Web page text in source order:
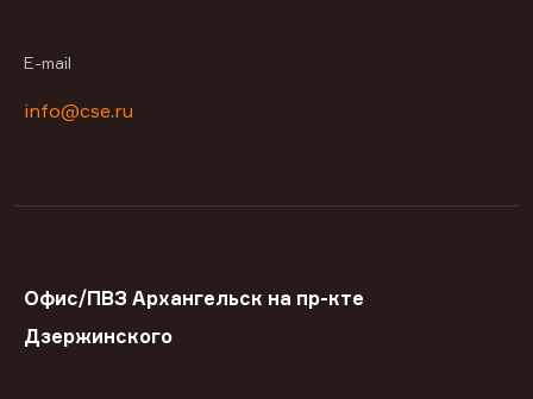
E-mail
info@cse.ru
Офис/ПВЗ Архангельск на пр-кте
Дзержинского